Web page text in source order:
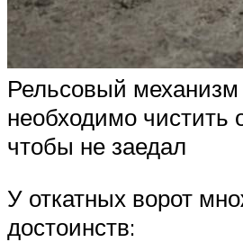
Рельсовый механизм
необходимо чистить
чтобы не заедал
У откатных ворот
достоинств: